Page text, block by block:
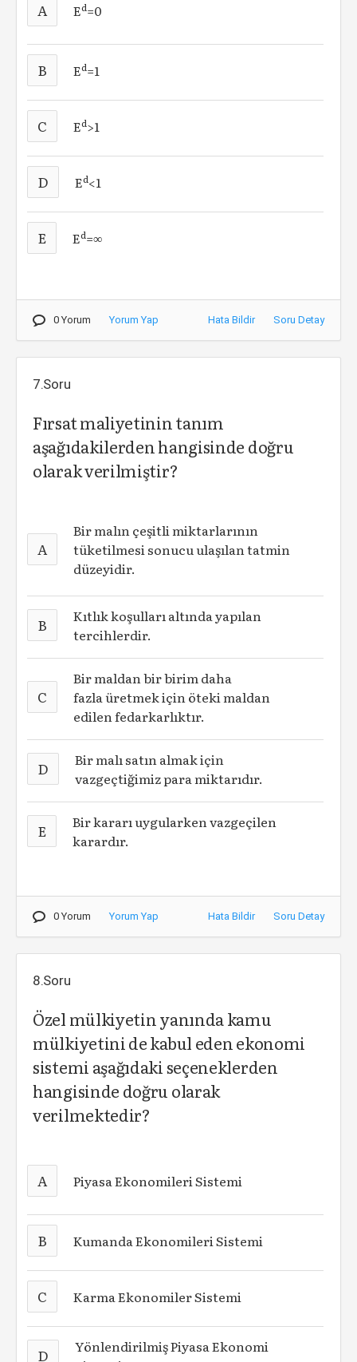
A Ed=0
B Ed=1
C Ed>1
D Ed<1
E Ed=∞
0 Yorum Yorum Yap Hata Bildir Soru Detay
7.Soru
Fırsat maliyetinin tanım
aşağıdakilerden hangisinde doğru
olarak verilmiştir?
A
Bir malın çeşitli miktarlarının
tüketilmesi sonucu ulaşılan tatmin
düzeyidir.
B
Kıtlık koşulları altında yapılan
tercihlerdir.
C
Bir maldan bir birim daha
fazla üretmek için öteki maldan
edilen fedarkarlıktır.
D
Bir malı satın almak için
vazgeçtiğimiz para miktarıdır.
E
Bir kararı uygularken vazgeçilen
karardır.
0 Yorum Yorum Yap Hata Bildir Soru Detay
8.Soru
Özel mülkiyetin yanında kamu
mülkiyetini de kabul eden ekonomi
sistemi aşağıdaki seçeneklerden
hangisinde doğru olarak
verilmektedir?
A Piyasa Ekonomileri Sistemi
B Kumanda Ekonomileri Sistemi
C Karma Ekonomiler Sistemi
D
Yönlendirilmiş Piyasa Ekonomi